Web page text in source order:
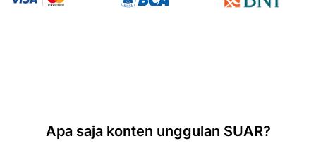
Apa saja konten unggulan SUAR?